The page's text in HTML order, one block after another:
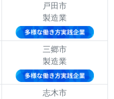
戸田市
製造業
三郷市
製造業
志木市